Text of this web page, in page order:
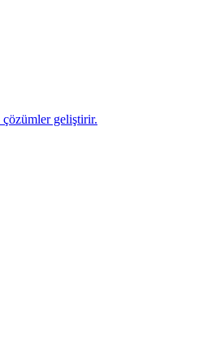
geliştirir.